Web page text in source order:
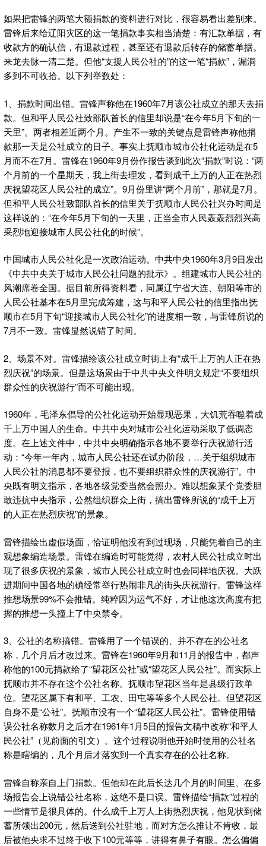
如果把雷锋的两笔大额捐款的资料进行对比，很容易看出差别来。
雷锋后来给辽阳灾区的这一笔捐款事实相当清楚：有汇款单据，有
收款方的确认信，有退款过程，甚至还有退款后转存的储蓄单据。
来龙去脉一清二楚。但他“支援人民公社的”的这一笔“捐款”，漏洞
多到不可收拾。以下列举数处：
1、捐款时间出错。雷锋声称他在1960年7月该公社成立的那天去捐
款。但和平人民公社致部队首长的信里却说是“在今年5月下旬的一
天里”。两者相差近两个月。产生不一致的关键点是雷锋声称他捐
款那一天是公社成立的日子。事实上抚顺市城市公社化运动是在5
月而不在7月。雷锋在1960年9月份作报告谈到此次“捐款”时说：“两
个月前的一个星期天，我上街去理发，看到成千上万的人正在热烈
庆祝望花区人民公社的成立”。9月份里讲“两个月前”，那就是7月。
但和平人民公社致部队首长的信里关于抚顺市人民公社兴办时间是
这样说的：“在今年5月下旬的一天里，正当全市人民轰轰烈烈兴高
采烈地迎接城市人民公社化的时候”。
中国城市人民公社化是一次政治运动。中共中央1960年3月9日发出
《中共中央关于城市人民公社问题的批示》。组建城市人民公社的
风潮席卷全国。据目前所得资料看，同属辽宁省大连、朝阳等市的
人民公社基本在5月里完成筹建，这与和平人民公社的信里指出抚
顺市在5月下旬“迎接城市人民公社化”的进度相一致，与雷锋所说的
7月不一致。雷锋显然说错了时间。
2、场景不对。雷锋描绘该公社成立时街上有“成千上万的人正在热
烈庆祝”的场景。但是这场景由于中共中央文件明文规定“不要组织
群众性的庆祝游行”而不可能出现。
1960年，毛泽东倡导的公社化运动开始显现恶果，大饥荒吞噬着成
千上万中国人的生命。中共中央对城市公社化运动采取了低调态
度。在上述文件中，中共中央明确指示各地不要举行庆祝游行活
动：“今年一年内，城市人民公社还在试办阶段，…关于组织城市
人民公社的消息都不要登报，也不要组织群众性的庆祝游行”。中
央既有明文指示，各地各级党委当然会照办。难以想象某个党委胆
敢违抗中央指示，公然组织群众上街，搞出雷锋所说的“成千上万
的人正在热烈庆祝”的景象。
雷锋描绘出虚假场面，恰证明他没有到过现场，只能凭着自己的主
观想象编造场景。雷锋在编造时可能觉得，农村人民公社成立时出
现了很多庆祝的景象，城市人民公社成立时也会同样地庆祝。大跃
进期间中国各地的确经常举行热闹非凡的街头庆祝游行。雷锋这样
推想场景99%不会推错。纯粹因为运气不好，才让他这次高度有把
握的推想一头撞上了中央禁令。
3、公社的名称搞错。雷锋用了一个错误的、并不存在的公社名
称，几个月后才改过来。雷锋在1960年9月和11月的报告中，都声
称他的100元捐款给了“望花区公社”或“望花区人民公社”。而实际上
抚顺市并不存在这个公社名称。抚顺市望花区当年是县级行政单
位。望花区属下有和平、工农、田屯等等多个人民公社。但望花区
自身不是“公社”。抚顺市没有一个“望花区人民公社”。雷锋使用错
误公社名称数月之后才在1961年1月5日的报告文稿中改称“和平人
民公社”（见前面的引文）。这个过程说明他开始时使用的公社名
称是瞎编的，几个月后才落实到一个真实存在的公社名称。
雷锋自称亲自上门捐款。但他却在此后长达几个月的时间里、在多
场报告会上说错公社名称，这绝不是口误。雷锋描绘“捐款”过程的
一些情节是很具体的。什么成千上万人上街热烈庆祝，他见状到储
蓄所领出200元，然后送到公社驻地，而对方怎么推让不肯收，最
后被他央求不过终于收下100元等等，讲得有鼻子有眼。怎么偏偏